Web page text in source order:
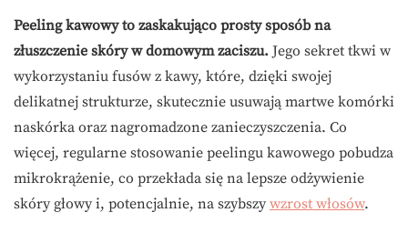
Peeling kawowy to zaskakująco prosty sposób na
złuszczenie skóry w domowym zaciszu. Jego sekret tkwi w
wykorzystaniu fusów z kawy, które, dzięki swojej
delikatnej strukturze, skutecznie usuwają martwe komórki
naskórka oraz nagromadzone zanieczyszczenia. Co
więcej, regularne stosowanie peelingu kawowego pobudza
mikrokrążenie, co przekłada się na lepsze odżywienie
skóry głowy i, potencjalnie, na szybszy wzrost włosów.